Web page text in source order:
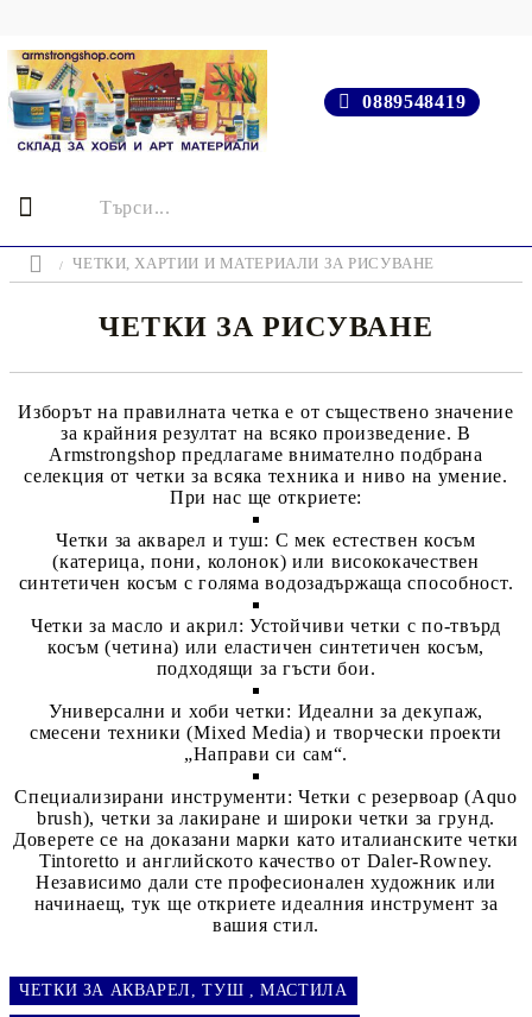
0889548419
ЧЕТКИ, ХАРТИИ И МАТЕРИАЛИ ЗА РИСУВАНЕ
ЧЕТКИ ЗА РИСУВАНЕ
Изборът на правилната четка е от съществено значение
за крайния резултат на всяко произведение. В
Armstrongshop предлагаме внимателно подбрана
селекция от четки за всяка техника и ниво на умение.
При нас ще откриете:
Четки за акварел и туш: С мек естествен косъм
(катерица, пони, колонок) или висококачествен
синтетичен косъм с голяма водозадържаща способност.
Четки за масло и акрил: Устойчиви четки с по-твърд
косъм (четина) или еластичен синтетичен косъм,
подходящи за гъсти бои.
Универсални и хоби четки: Идеални за декупаж,
смесени техники (Mixed Media) и творчески проекти
„Направи си сам“.
Специализирани инструменти: Четки с резервоар (Aquo
brush), четки за лакиране и широки четки за грунд.
Доверете се на доказани марки като италианските четки
Tintoretto и английското качество от Daler-Rowney.
Независимо дали сте професионален художник или
начинаещ, тук ще откриете идеалния инструмент за
вашия стил.
ЧЕТКИ ЗА АКВАРЕЛ, ТУШ , МАСТИЛА